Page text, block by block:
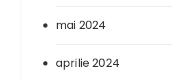
mai 2024
aprilie 2024